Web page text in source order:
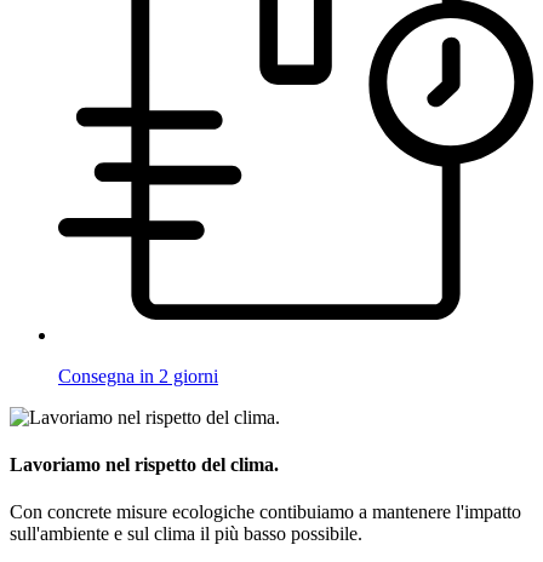
Consegna in 2 giorni
Lavoriamo nel rispetto del clima.
Con concrete misure ecologiche contibuiamo a mantenere l'impatto
sull'ambiente e sul clima il più basso possibile.